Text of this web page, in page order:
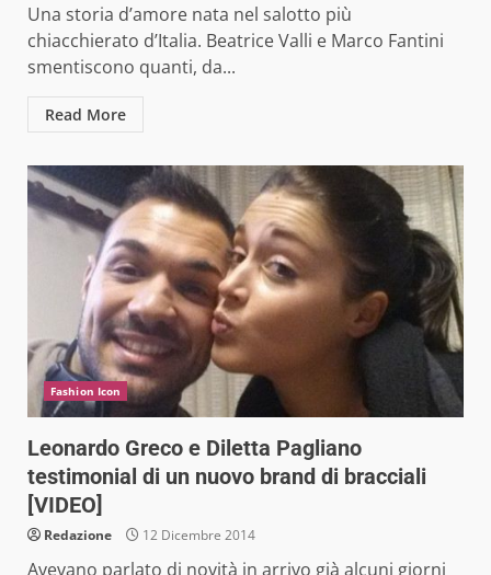
Una storia d’amore nata nel salotto più
chiacchierato d’Italia. Beatrice Valli e Marco Fantini
smentiscono quanti, da...
Read More
Fashion Icon
Leonardo Greco e Diletta Pagliano
testimonial di un nuovo brand di bracciali
[VIDEO]
Redazione 12 Dicembre 2014
Avevano parlato di novità in arrivo già alcuni giorni